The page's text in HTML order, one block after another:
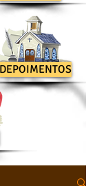
DEPOIMENTOS